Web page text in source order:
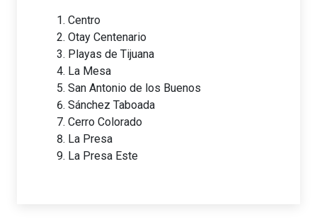
Centro
Otay Centenario
Playas de Tijuana
La Mesa
San Antonio de los Buenos
Sánchez Taboada
Cerro Colorado
La Presa
La Presa Este